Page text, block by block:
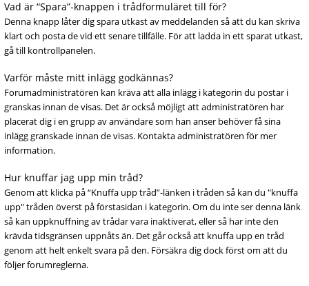
Vad är “Spara”-knappen i trådformuläret till för?
Denna knapp låter dig spara utkast av meddelanden så att du kan skriva
klart och posta de vid ett senare tillfälle. För att ladda in ett sparat utkast,
gå till kontrollpanelen.
Varför måste mitt inlägg godkännas?
Forumadministratören kan kräva att alla inlägg i kategorin du postar i
granskas innan de visas. Det är också möjligt att administratören har
placerat dig i en grupp av användare som han anser behöver få sina
inlägg granskade innan de visas. Kontakta administratören för mer
information.
Hur knuffar jag upp min tråd?
Genom att klicka på “Knuffa upp tråd”-länken i tråden så kan du "knuffa
upp" tråden överst på förstasidan i kategorin. Om du inte ser denna länk
så kan uppknuffning av trådar vara inaktiverat, eller så har inte den
krävda tidsgränsen uppnåts än. Det går också att knuffa upp en tråd
genom att helt enkelt svara på den. Försäkra dig dock först om att du
följer forumreglerna.